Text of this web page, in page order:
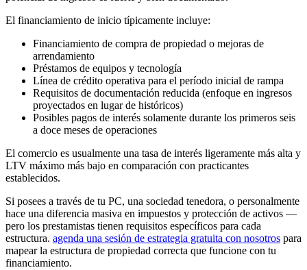
El financiamiento de inicio típicamente incluye:
Financiamiento de compra de propiedad o mejoras de
arrendamiento
Préstamos de equipos y tecnología
Línea de crédito operativa para el período inicial de rampa
Requisitos de documentación reducida (enfoque en ingresos
proyectados en lugar de históricos)
Posibles pagos de interés solamente durante los primeros seis
a doce meses de operaciones
El comercio es usualmente una tasa de interés ligeramente más alta y
LTV máximo más bajo en comparación con practicantes
establecidos.
Si posees a través de tu PC, una sociedad tenedora, o personalmente
hace una diferencia masiva en impuestos y protección de activos —
pero los prestamistas tienen requisitos específicos para cada
estructura. agenda una sesión de estrategia gratuita con nosotros para
mapear la estructura de propiedad correcta que funcione con tu
financiamiento.